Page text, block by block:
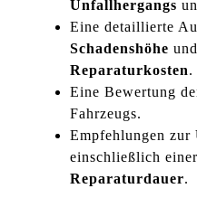
Unfallhergangs
Eine detaillierte
Schadenshöhe
Reparaturkosten.
Eine Bewertung
Fahrzeugs.
Empfehlungen zur
einschließlich
Reparaturdauer.